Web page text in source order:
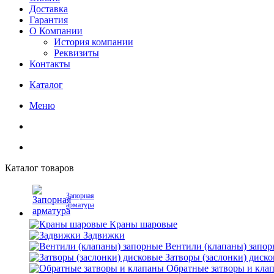
Доставка
Гарантия
О Компании
История компании
Реквизиты
Контакты
Каталог
Меню
Каталог товаров
Запорная
арматура
Краны шаровые
Задвижки
Вентили (клапаны)
Затворы (заслонки)
Обратные затворы и